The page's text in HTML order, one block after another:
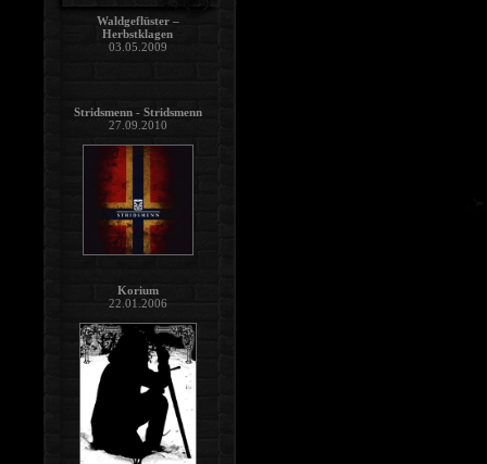
Waldgeflüster –
Herbstklagen
03.05.2009
Stridsmenn - Stridsmenn
27.09.2010
Korium
22.01.2006